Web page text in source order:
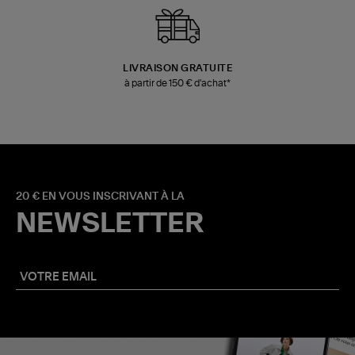
LIVRAISON GRATUITE
à partir de 150 € d'achat*
20 € EN VOUS INSCRIVANT À LA
NEWSLETTER